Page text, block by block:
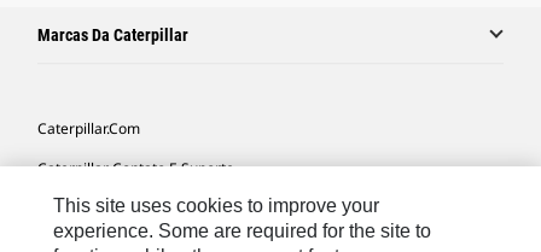
Marcas Da Caterpillar
Caterpillar.com
Caterpillar Contato E Suporte
Minhas Preferências De Marketing
Mapa Do Local
This site uses cookies to improve your
experience. Some are required for the site to